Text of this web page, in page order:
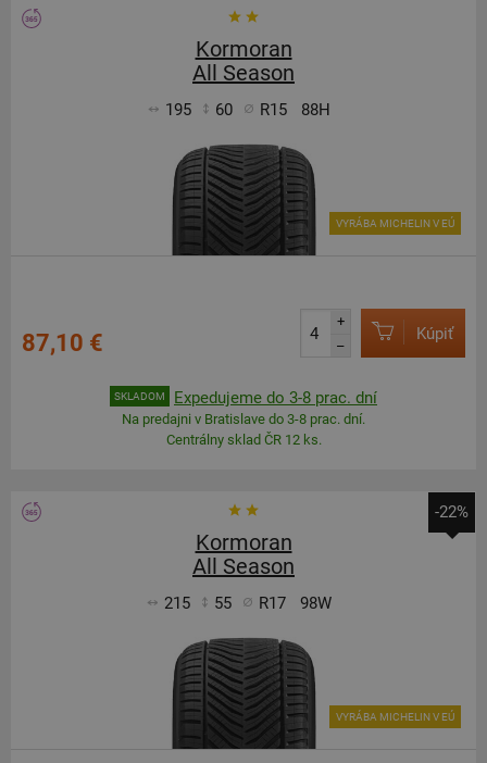
Kormoran
All Season
195 60 R15 88H
VYRÁBA MICHELIN V EÚ
87,10 €
+
–
Kúpiť
SKLADOM Expedujeme do 3-8 prac. dní
Na predajni v Bratislave do 3-8 prac. dní.
Centrálny sklad ČR 12 ks.
-22%
Kormoran
All Season
215 55 R17 98W
VYRÁBA MICHELIN V EÚ